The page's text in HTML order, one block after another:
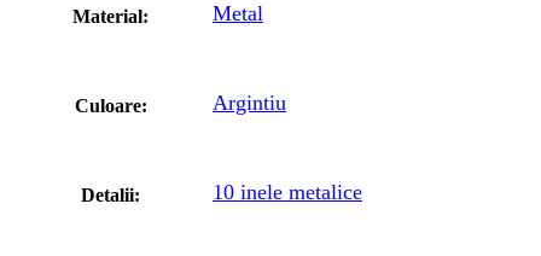
Material: Metal
Culoare: Argintiu
Detalii: 10 inele metalice